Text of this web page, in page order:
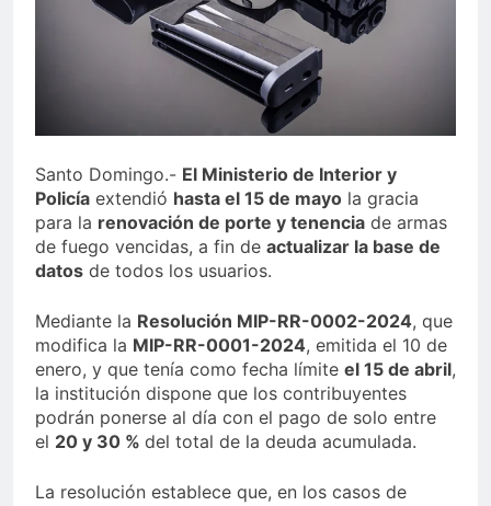
Sector de bancas deportivas
plantea posición sobre
proyecto de Ley General de
Juegos de Azar
3 Días Ago
Santo Domingo.- El Ministerio de Interior y
Policía extendió hasta el 15 de mayo la gracia
para la renovación de porte y tenencia de armas
de fuego vencidas, a fin de actualizar la base de
datos de todos los usuarios.
Mediante la Resolución MIP-RR-0002-2024, que
modifica la MIP-RR-0001-2024, emitida el 10 de
enero, y que tenía como fecha límite el 15 de abril,
la institución dispone que los contribuyentes
podrán ponerse al día con el pago de solo entre
el 20 y 30 % del total de la deuda acumulada.
La resolución establece que, en los casos de